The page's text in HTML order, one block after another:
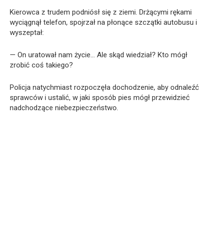
Kierowca z trudem podniósł się z ziemi. Drżącymi rękami
wyciągnął telefon, spojrzał na płonące szczątki autobusu i
wyszeptał:
— On uratował nam życie… Ale skąd wiedział? Kto mógł
zrobić coś takiego?
Policja natychmiast rozpoczęła dochodzenie, aby odnaleźć
sprawców i ustalić, w jaki sposób pies mógł przewidzieć
nadchodzące niebezpieczeństwo.